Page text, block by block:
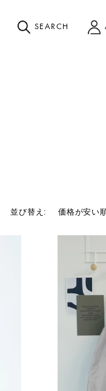
SEARCH
並び替え 価格が安い